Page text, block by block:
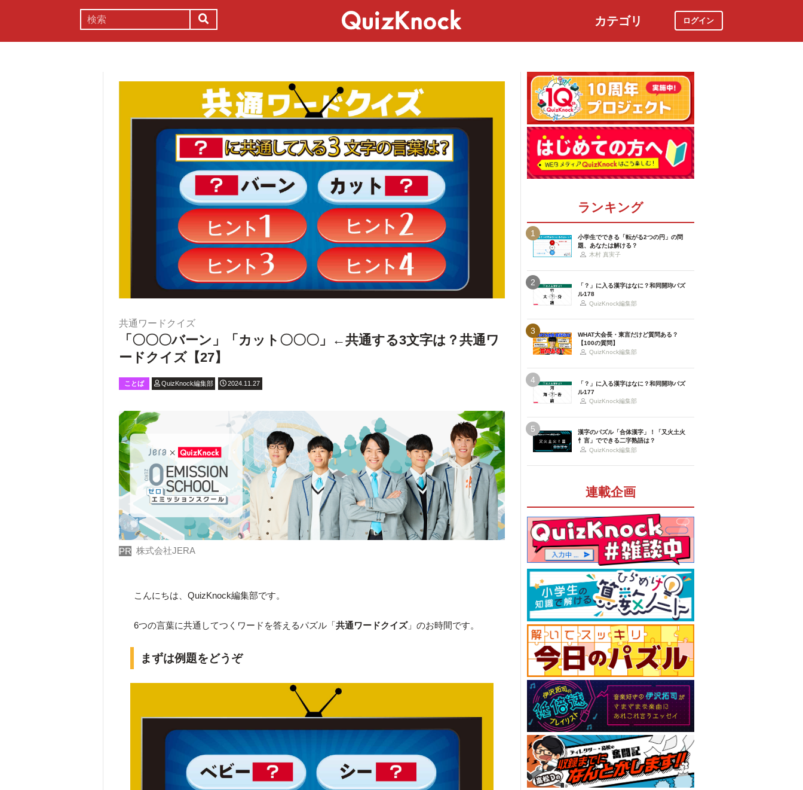
カテゴリ ログイン
共通ワードクイズ
「〇〇〇バーン」「カット〇〇〇」←共通する3文字は？共通ワ
ードクイズ【27】
ことば QuizKnock編集部 2024.11.27
PR 株式会社JERA
こんにちは、QuizKnock編集部です。
6つの言葉に共通してつくワードを答えるパズル「共通ワードクイズ」のお時間です。
まずは例題をどうぞ
ランキング
1
小学生でできる「転がる2つの円」の問
題、あなたは解ける？
木村 真実子
2
「？」に入る漢字はなに？和同開珎パズ
ル178
QuizKnock編集部
3
WHAT大会長・東言だけど質問ある？
【100の質問】
QuizKnock編集部
4
「？」に入る漢字はなに？和同開珎パズ
ル177
QuizKnock編集部
5
漢字のパズル「合体漢字」！「又火土火
忄言」でできる二字熟語は？
QuizKnock編集部
連載企画